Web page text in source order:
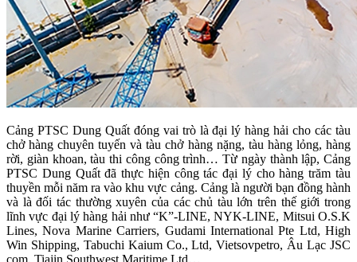
Cảng PTSC Dung Quất đóng vai trò là đại lý hàng hải cho các tàu
chở hàng chuyên tuyến và tàu chở hàng nặng, tàu hàng lỏng, hàng
rời, giàn khoan, tàu thi công công trình… Từ ngày thành lập, Cảng
PTSC Dung Quất đã thực hiện công tác đại lý cho hàng trăm tàu
thuyền mỗi năm ra vào khu vực cảng. Cảng là người bạn đồng hành
và là đối tác thường xuyên của các chủ tàu lớn trên thế giới trong
lĩnh vực đại lý hàng hải như “K”-LINE, NYK-LINE, Mitsui O.S.K
Lines, Nova Marine Carriers, Gudami International Pte Ltd, High
Win Shipping, Tabuchi Kaium Co., Ltd, Vietsovpetro, Âu Lạc JSC
com, Tiajin Southwest Maritime Ltd…